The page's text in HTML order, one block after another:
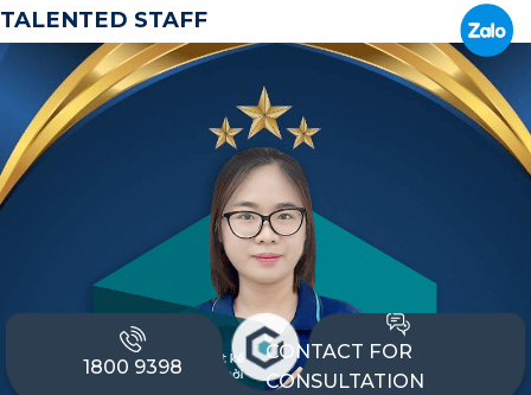
TALENTED STAFF
1800 9398
CONTACT FOR
CONSULTATION